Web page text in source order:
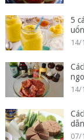
5
14/
14/
dẫn
07/